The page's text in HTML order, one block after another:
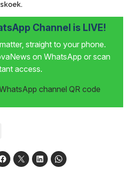
Channel is LIVE!
straight to your phone.
on WhatsApp or scan
access.